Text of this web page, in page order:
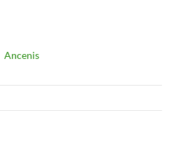
Ancenis